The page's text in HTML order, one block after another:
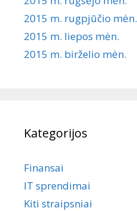
2015 m. rugpjūčio mėn.
2015 m. liepos mėn.
2015 m. birželio mėn.
Kategorijos
Finansai
IT sprendimai
Kiti straipsniai